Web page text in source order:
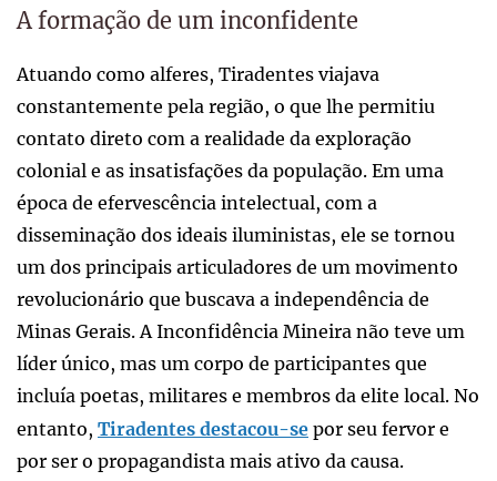
A formação de um inconfidente
Atuando como alferes, Tiradentes viajava
constantemente pela região, o que lhe permitiu
contato direto com a realidade da exploração
colonial e as insatisfações da população. Em uma
época de efervescência intelectual, com a
disseminação dos ideais iluministas, ele se tornou
um dos principais articuladores de um movimento
revolucionário que buscava a independência de
Minas Gerais. A Inconfidência Mineira não teve um
líder único, mas um corpo de participantes que
incluía poetas, militares e membros da elite local. No
entanto, Tiradentes destacou-se por seu fervor e
por ser o propagandista mais ativo da causa.